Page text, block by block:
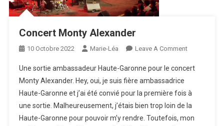
Concert Monty Alexander
10 Octobre 2022 Marie-Léa Leave A CommentOn
Monty
Une sortie ambassadeur Haute-Garonne pour le concert
Monty Alexander. Hey, oui, je suis fière ambassadrice
Haute-Garonne et j’ai été convié pour la première fois à
une sortie. Malheureusement, j’étais bien trop loin de la
Haute-Garonne pour pouvoir m’y rendre. Toutefois, mon